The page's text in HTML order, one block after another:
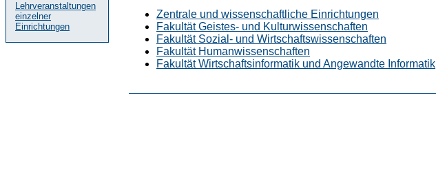
Lehrveranstaltungen
einzelner
Einrichtungen
Zentrale und wissenschaftliche Einrichtungen
Fakultät Geistes- und Kulturwissenschaften
Fakultät Sozial- und Wirtschaftswissenschaften
Fakultät Humanwissenschaften
Fakultät Wirtschaftsinformatik und Angewandte Informatik